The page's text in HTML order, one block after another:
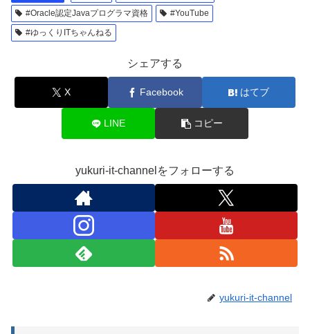
#Oracle認定Javaプログラマ資格
#YouTube
#ゆっくりITちゃんねる
シェアする
X Facebook はてブ
LINE コピー
yukuri-it-channelをフォローする
yukuri-it-channel